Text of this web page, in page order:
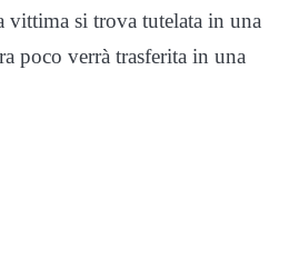
vittima si trova tutelata in una
poco verrà trasferita in una